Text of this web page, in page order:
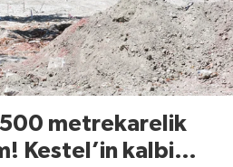
500 metrekarelik
Kestel’in kalbi